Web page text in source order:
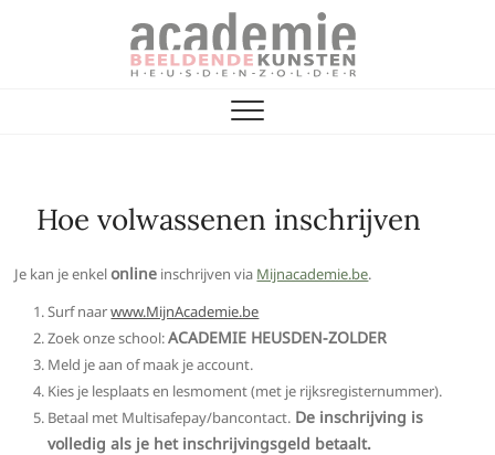
Vrienden van de
Hoe volwassenen inschrijven
Je kan je enkelonline inschrijven via Mijnacademie.be.
Surf naarwww.MijnAcademie.be
Zoek onze school:ACADEMIE HEUSDEN-ZOLDER
Meld je aan of maak je account.
Kies je lesplaats en lesmoment (met je rijksregisternummer).
Betaal met Multisafepay/bancontact. De inschrijving is
volledig als je het inschrijvingsgeld betaalt.